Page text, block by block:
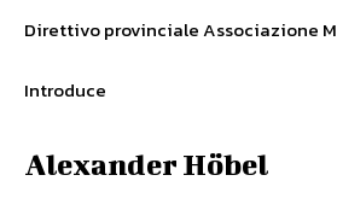
Direttivo provinciale Associazione
Introduce
Alexander Höbel